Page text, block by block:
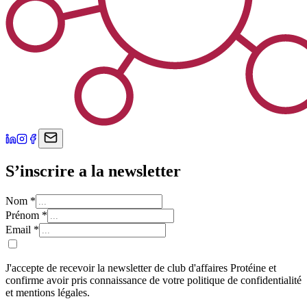
S’inscrire a la newsletter
Nom *
Prénom *
Email *
J'accepte de recevoir la newsletter de club d'affaires Protéine et
confirme avoir pris connaissance de votre politique de confidentialité
et mentions légales.